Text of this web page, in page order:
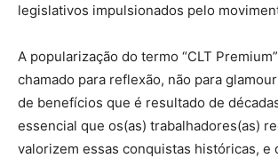
legislativos impulsionados pelo
A popularização do termo “CLT
chamado para reflexão, não para
de benefícios que é resultado de
essencial que os(as) trabalhadores(as)
valorizem essas conquistas históricas, e